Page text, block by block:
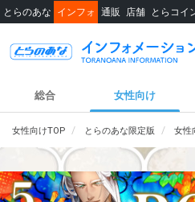
とらのあな インフォ 通販 店舗 とらコイ
総合 女性向け
女性向けTOP とらのあな限定版 女性